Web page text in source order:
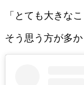
「とても大きな
そう思う方が多か